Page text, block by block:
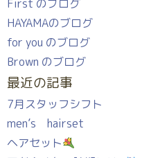
First のブログ
HAYAMAのブログ
for you のブログ
Brown のブログ
最近の記事
7月スタッフシフト
men’s hairset
ヘアセット